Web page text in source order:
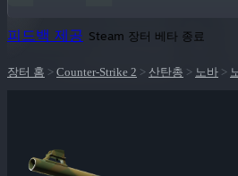
피드백 제공 Steam 장터 베타 종료
장터 홈 > Counter-Strike 2 > 산탄총 > 노바 >